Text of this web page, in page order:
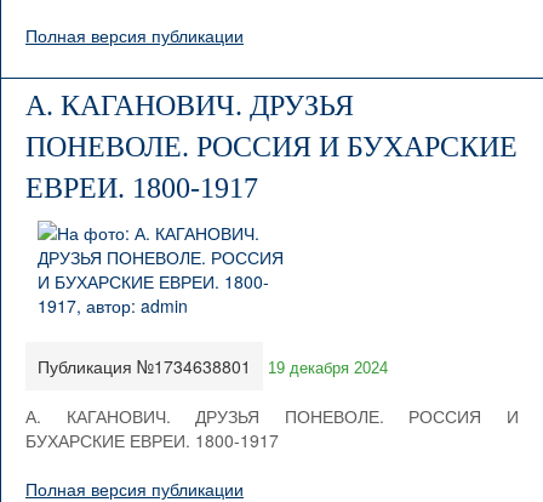
Полная версия публикации
А. КАГАНОВИЧ. ДРУЗЬЯ
ПОНЕВОЛЕ. РОССИЯ И БУХАРСКИЕ
ЕВРЕИ. 1800-1917
Публикация №1734638801 19 декабря 2024
А. КАГАНОВИЧ. ДРУЗЬЯ ПОНЕВОЛЕ. РОССИЯ И
БУХАРСКИЕ ЕВРЕИ. 1800-1917
Полная версия публикации